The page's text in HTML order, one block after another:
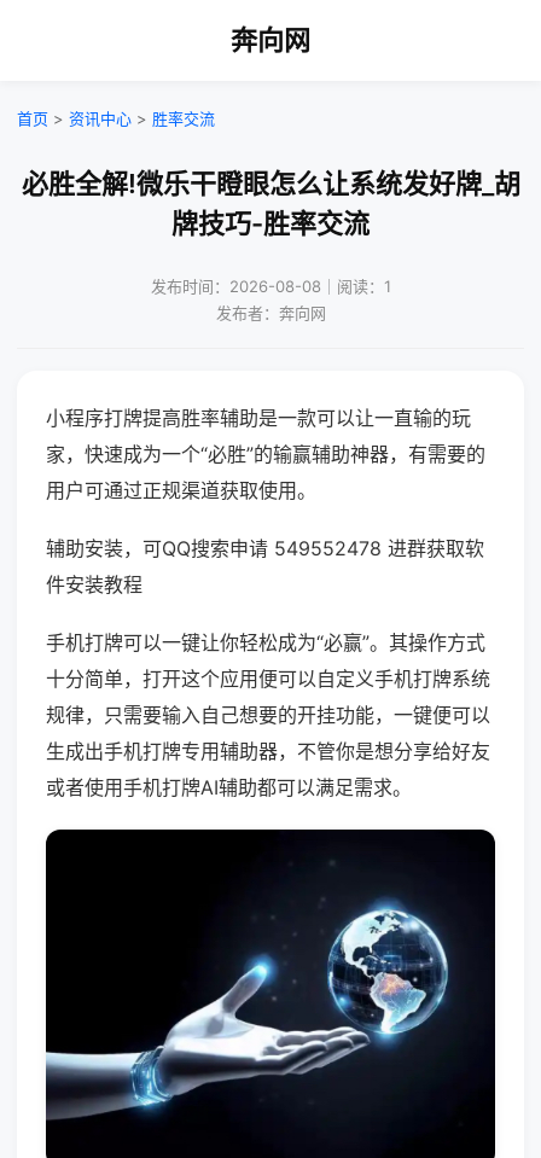
奔向网
首页 > 资讯中心 > 胜率交流
必胜全解!微乐干瞪眼怎么让系统发好牌_胡
牌技巧-胜率交流
发布时间：2026-08-08｜阅读：1
发布者：奔向网
小程序打牌提高胜率辅助是一款可以让一直输的玩
家，快速成为一个“必胜”的输赢辅助神器，有需要的
用户可通过正规渠道获取使用。
辅助安装，可QQ搜索申请 549552478 进群获取软
件安装教程
手机打牌可以一键让你轻松成为“必赢”。其操作方式
十分简单，打开这个应用便可以自定义手机打牌系统
规律，只需要输入自己想要的开挂功能，一键便可以
生成出手机打牌专用辅助器，不管你是想分享给好友
或者使用手机打牌AI辅助都可以满足需求。